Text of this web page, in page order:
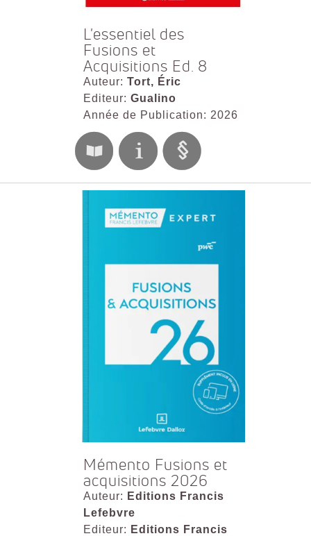
L'essentiel des
Fusions et
Acquisitions Ed. 8
Auteur: Tort, Éric
Editeur: Gualino
Année de Publication: 2026
Mémento Fusions et
acquisitions 2026
Auteur: Editions Francis
Lefebvre
Editeur: Editions Francis